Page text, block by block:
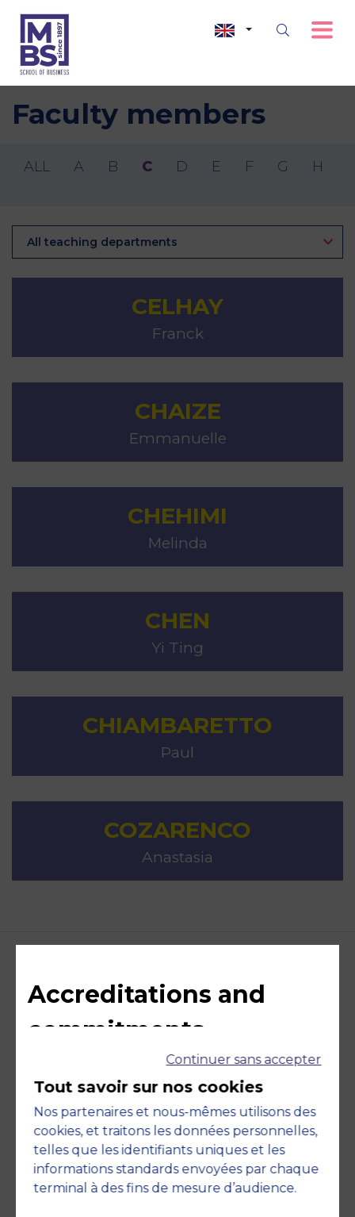
Faculty members
ALL A B C D E F G H
All teaching departments
CELHAY
Franck
CHAIZE
Emmanuelle
CHEHIMI
Melinda
CHEN
Yi Ting
CHIAMBARETTO
Paul
COZARENCO
Anastasia
Accreditations and
commitments
Continuer sans accepter
Tout savoir sur nos cookies
Nos partenaires et nous-mêmes utilisons des
cookies, et traitons les données personnelles,
telles que les identifiants uniques et les
informations standards envoyées par chaque
terminal à des fins de mesure d’audience.